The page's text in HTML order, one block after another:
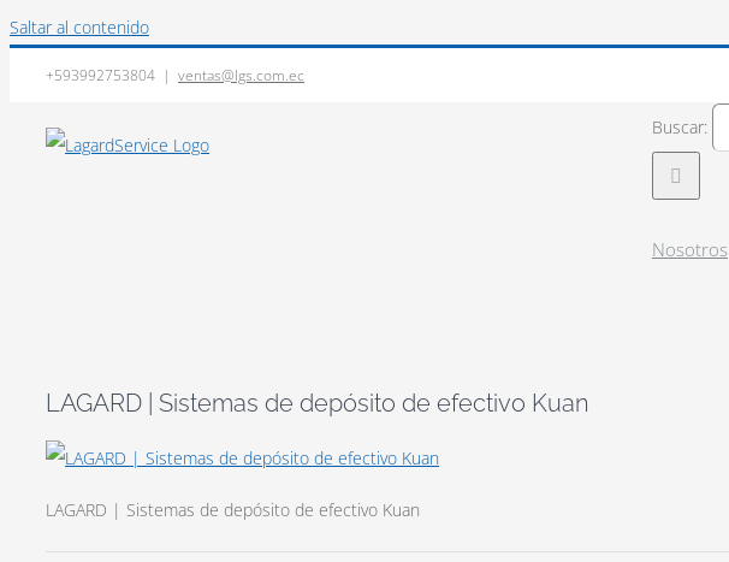
Saltar al contenido
+593992753804 | ventas@lgs.com.ec
Buscar:
Nosotros
LAGARD | Sistemas de depósito de efectivo Kuan
LAGARD | Sistemas de depósito de efectivo Kuan